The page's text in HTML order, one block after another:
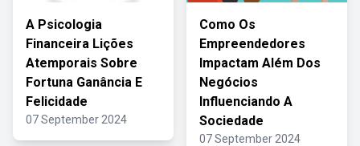
A Psicologia
Financeira Lições
Atemporais Sobre
Fortuna Ganância E
Felicidade
07 September 2024
Como Os
Empreendedores
Impactam Além Dos
Negócios
Influenciando A
Sociedade
07 September 2024